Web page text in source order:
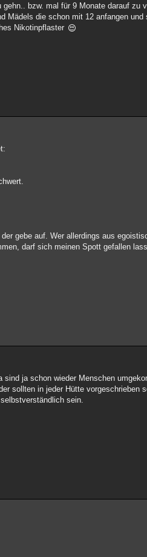
bzw. mal für 9 Monate darauf zu
Mädels die schon mit 12 anfangen
Nikotinpflaster
gebe auf. Wer allerdings aus
darf sich meinen Spott gefallen
ja schon wieder Menschen
sollten in jeder Hütte vorgeschrieben
sein.